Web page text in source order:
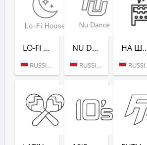
LO-FI HOUSE (РАДИО РЕКОРД)
RUSSIA (MOSCOW)
NU DANCE (РАДИО РЕКОРД)
RUSSIA (MOSCOW)
НА
RUSSIA (SAINT PETERSBURG)